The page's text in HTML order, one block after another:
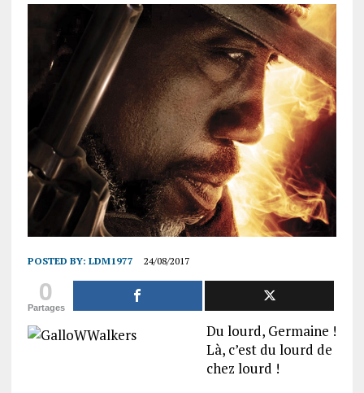
POSTED BY: LDM1977 24/08/2017
0
Partages
Du lourd, Germaine !
Là, c’est du lourd de
chez lourd !